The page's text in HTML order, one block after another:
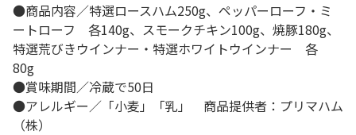
●商品内容／特選ロースハム250g、ペッパーローフ・ミ
ートローフ 各140g、スモークチキン100g、焼豚180g、
特選荒びきウインナー・特選ホワイトウインナー 各
80g
●賞味期間／冷蔵で50日
●アレルギー／「小麦」「乳」 商品提供者：プリマハム
（株）